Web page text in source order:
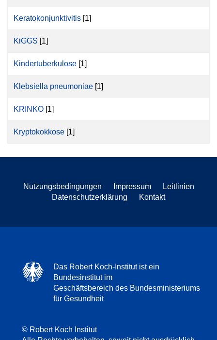
Keratokonjunktivitis [1]
KiGGS [1]
Kindertuberkulose [1]
Klebsiella pneumoniae [1]
KRINKO [1]
Kryptokokkose [1]
Nutzungsbedingungen Impressum
Leitlinien
Datenschutzerklärung
Kontakt
Das Robert Koch-Institut ist ein
Bundesinstitut im
Geschäftsbereich des Bundesministeriums
für Gesundheit
© Robert Koch Institut